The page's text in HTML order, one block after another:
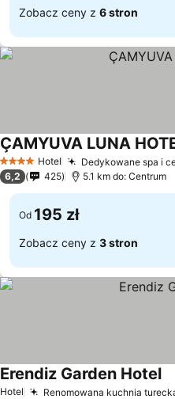
Zobacz ceny z 6 stron
4 KategoriaHotel Dedykowane spa i
ÇAMYUVA LUNA
6,2 425 5.1 km do: Centrum
Od 195 zł
Zobacz ceny z 3 stron
Hotel Renomowana kuchnia
Erendiz Garden Hotel